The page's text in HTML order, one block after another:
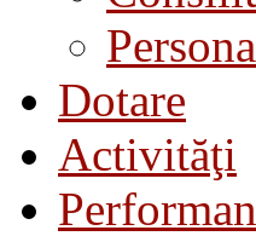
Dotare
Activităţi